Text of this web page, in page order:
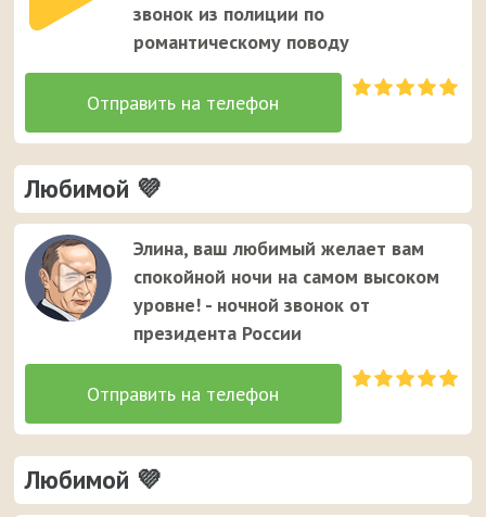
звонок из полиции по
романтическому поводу
Любимой 💜
Элина, ваш любимый желает вам
спокойной ночи на самом высоком
уровне! - ночной звонок от
президента России
Любимой 💜